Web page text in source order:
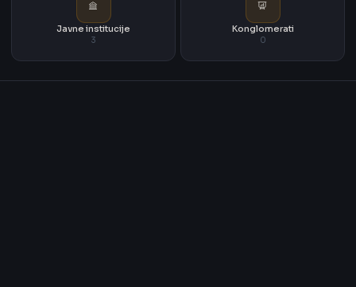
Javne institucije
3
Konglomerati
0